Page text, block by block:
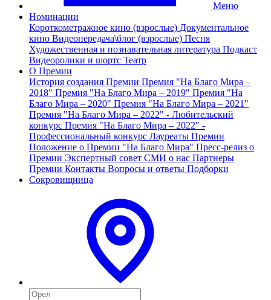
Меню
Номинации
Короткометражное кино (взрослые) Документальное
кино Видеопередача\блог (взрослые) Песня
Художественная и познавательная литература Подкаст
Видеоролики и шортс Театр
О Премии
История создания Премии Премия "На Благо Мира –
2018" Премия "На Благо Мира – 2019" Премия "На
Благо Мира – 2020" Премия "На Благо Мира – 2021"
Премия "На Благо Мира – 2022" - Любительский
конкурс Премия "На Благо Мира – 2022" -
Профессиональный конкурс Лауреаты Премии
Положение о Премии "На Благо Мира" Пресс-релиз о
Премии Экспертный совет СМИ о нас Партнеры
Премии Контакты Вопросы и ответы Подборки
Сокровищница